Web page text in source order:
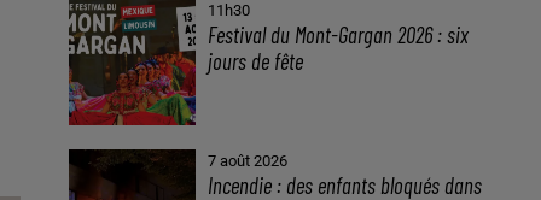
11h30
Festival du Mont-Gargan 2026 : six
jours de fête
7 août 2026
Incendie : des enfants bloqués dans